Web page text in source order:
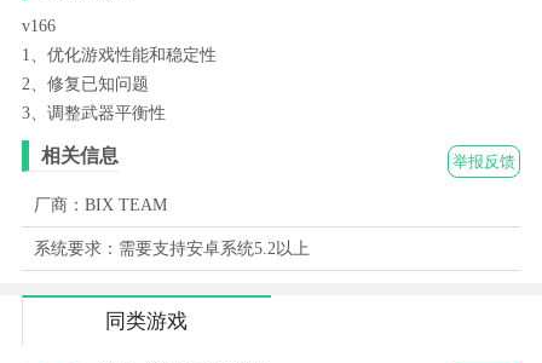
v166
1、优化游戏性能和稳定性
2、修复已知问题
3、调整武器平衡性
举报反馈
相关信息
厂商：BIX TEAM
系统要求：需要支持安卓系统5.2以上
同类游戏